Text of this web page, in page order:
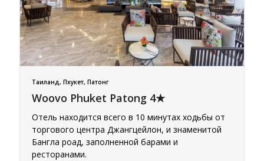
Таиланд, Пхукет, Патонг
Woovo Phuket Patong 4★
Отель находится всего в 10 минутах ходьбы от
торгового центра Джангцейлон, и знаменитой
Бангла роад, заполненной барами и
ресторанами.
Вьетнам